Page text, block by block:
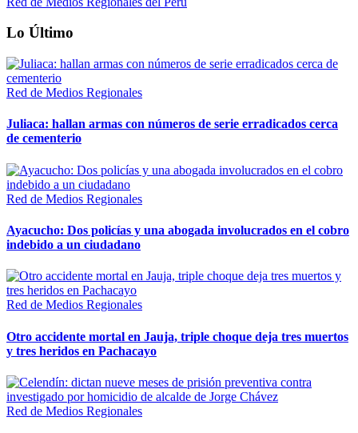
Lo Último
Red de Medios Regionales
Juliaca: hallan armas con números de serie erradicados cerca
de cementerio
Red de Medios Regionales
Ayacucho: Dos policías y una abogada involucrados en el cobro
indebido a un ciudadano
Red de Medios Regionales
Otro accidente mortal en Jauja, triple choque deja tres muertos
y tres heridos en Pachacayo
Red de Medios Regionales